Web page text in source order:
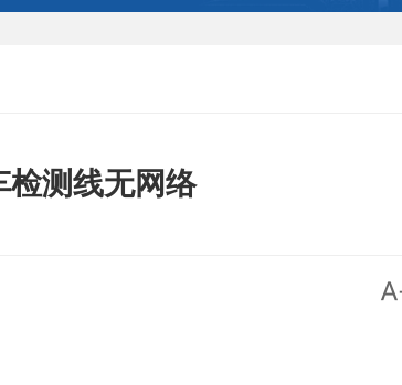
检测线无网络